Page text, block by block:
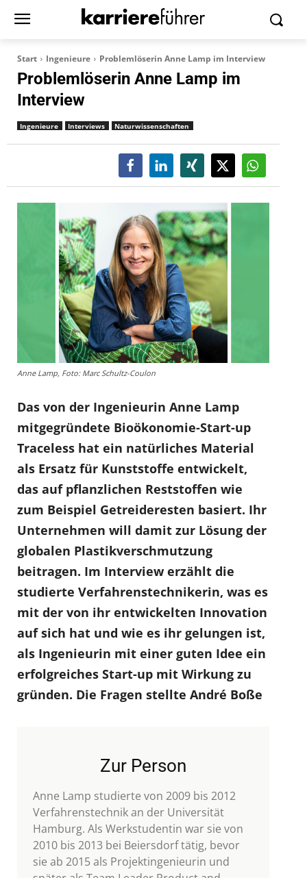
Start Ingenieure Problemlöserin Anne Lamp im Interview
Problemlöserin Anne Lamp im
Interview
Ingenieure Interviews Naturwissenschaften
Anne Lamp, Foto: Marc Schultz-Coulon
Das von der Ingenieurin Anne Lamp
mitgegründete Bioökonomie-Start-up
Traceless hat ein natürliches Material
als Ersatz für Kunststoffe entwickelt,
das auf pflanzlichen Reststoffen wie
zum Beispiel Getreideresten basiert. Ihr
Unternehmen will damit zur Lösung der
globalen Plastikverschmutzung
beitragen. Im Interview erzählt die
studierte Verfahrenstechnikerin, was es
mit der von ihr entwickelten Innovation
auf sich hat und wie es ihr gelungen ist,
als Ingenieurin mit einer guten Idee ein
erfolgreiches Start-up mit Wirkung zu
gründen. Die Fragen stellte André Boße
Zur Person
Anne Lamp studierte von 2009 bis 2012
Verfahrenstechnik an der Universität
Hamburg. Als Werkstudentin war sie von
2010 bis 2013 bei Beiersdorf tätig, bevor
sie ab 2015 als Projektingenieurin und